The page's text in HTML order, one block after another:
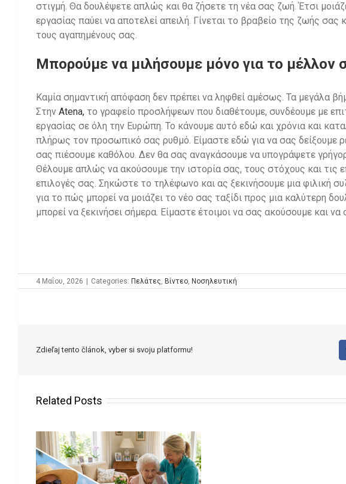
στιγμή. Θα δουλέψετε απλώς και θα ζήσετε τη νέα σας ζωή. Έτσι
εργασίας παύει να αποτελεί απειλή. Γίνεται το βραβείο της ζωής σας
τους αγαπημένους σας.
Μπορούμε να μιλήσουμε μόνο για το μέλλον
Καμία σημαντική απόφαση δεν πρέπει να ληφθεί αμέσως. Τα μεγάλα
Στην Atena, το γραφείο προσλήψεων που διαθέτουμε, συνδέουμε με
εργασίας σε όλη την Ευρώπη. Το κάνουμε αυτό εδώ και χρόνια και
πλήρως τον προσωπικό σας ρυθμό. Είμαστε εδώ για να σας δείξουμε
σας πιέσουμε καθόλου. Δεν θα σας αναγκάσουμε να υπογράψετε
Θέλουμε απλώς να ακούσουμε την ιστορία σας, τους στόχους και τις
επιλογές σας. Σηκώστε το τηλέφωνο και ας ξεκινήσουμε μια φιλική
για το πώς μπορεί να μοιάζει το νέο σας ταξίδι προς μια καλύτερη
μπορεί να ξεκινήσει σήμερα. Είμαστε έτοιμοι να σας ακούσουμε και
4 Μαΐου, 2026 | Categories: Πελάτες Βίντεο Νοσηλευτική
Zdieľaj tento článok, vyber si svoju platformu!
Related Posts